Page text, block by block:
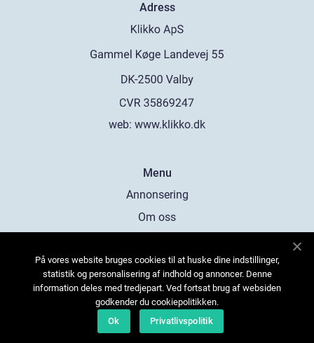
Adress
web: www.klikko.dk
Menu
Annonsering
Om oss
Kontakta oss
Sitemap
På vores website bruges cookies til at huske dine indstillinger,
statistik og personalisering af indhold og annoncer. Denne
information deles med tredjepart. Ved fortsat brug af websiden
godkender du cookiepolitikken.
Ok
Privatlivspolitik